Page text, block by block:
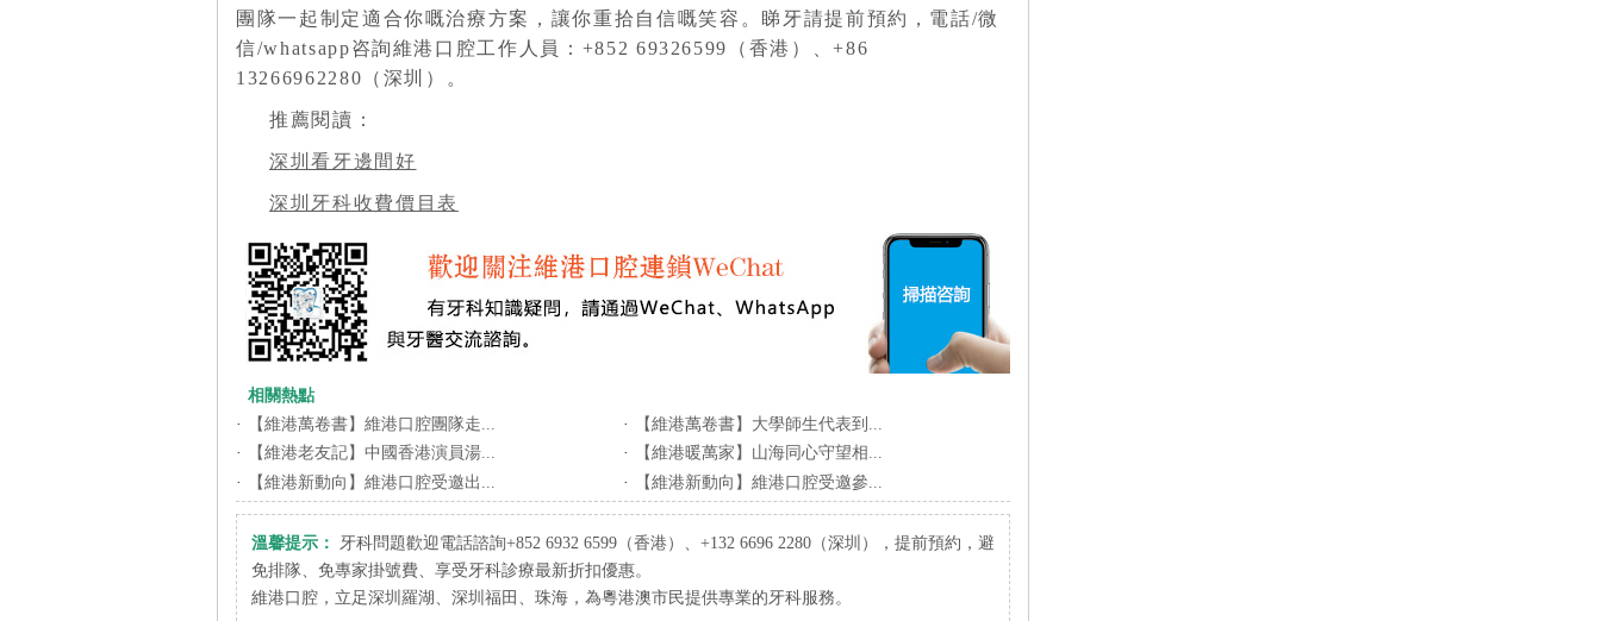
團隊一起制定適合你嘅治療方案，讓你重拾自信嘅笑容。 睇牙請提前預約，電話/微
信/whatsapp咨詢維港口腔工作人員：+852 69326599（香港）、+86
13266962280（深圳）。
推薦閱讀：
深圳看牙邊間好
深圳牙科收費價目表
相關熱點
·
【維港萬卷書】維港口腔團隊走... ·
【維港萬卷書】大學師生代表到...
·
【維港老友記】中國香港演員湯... ·
【維港暖萬家】山海同心守望相...
·
【維港新動向】維港口腔受邀出... · 【維港新動向】維港口腔受邀參...
溫馨提示：
牙科問題歡迎電話諮詢+852 6932 6599（香港）、+132 6696 2280（深圳），提前預約，避
免排隊、免專家掛號費、享受牙科診療最新折扣優惠。
維港口腔，立足深圳羅湖、深圳福田、珠海，為粵港澳市民提供專業的牙科服務。